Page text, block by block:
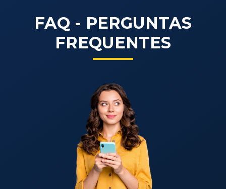
FAQ - PERGUNTAS
FREQUENTES